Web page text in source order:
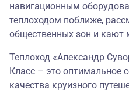
навигационным
теплоходом поближе,
общественных зон и кают
Теплоход «Александр
Класс – это оптимальное
качества круизного